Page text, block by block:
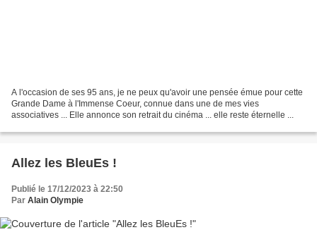
A l'occasion de ses 95 ans, je ne peux qu'avoir une pensée émue pour cette
Grande Dame à l'Immense Coeur, connue dans une de mes vies
associatives ... Elle annonce son retrait du cinéma ... elle reste éternelle ...
Allez les BleuEs !
Publié le 17/12/2023 à 22:50
Par Alain Olympie